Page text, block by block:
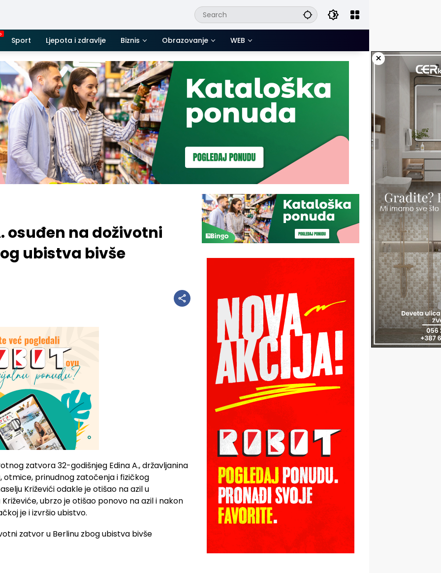
Sport Ljepota i zdravlje Biznis Obrazovanje WEB
×
osuđen na doživotni
ubistva bivše
zatvora 32-godišnjeg Edina A., državljanina
otmice, prinudnog zatočenja i fizičkog
Križevići odakle je otišao na azil u
ubrzo je otišao ponovo na azil i nakon
je i izvršio ubistvo.